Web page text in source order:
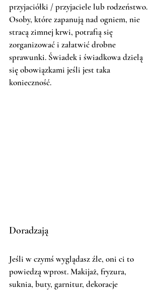
przyjaciółki / przyjaciele lub rodzeństwo.
Osoby, które zapanują nad ogniem, nie
stracą zimnej krwi, potrafią się
zorganizować i załatwić drobne
sprawunki. Świadek i świadkowa dzielą
się obowiązkami jeśli jest taka
konieczność.
Doradzają
Jeśli w czymś wyglądasz źle, oni ci to
powiedzą wprost. Makijaż, fryzura,
suknia, buty, garnitur, dekoracje